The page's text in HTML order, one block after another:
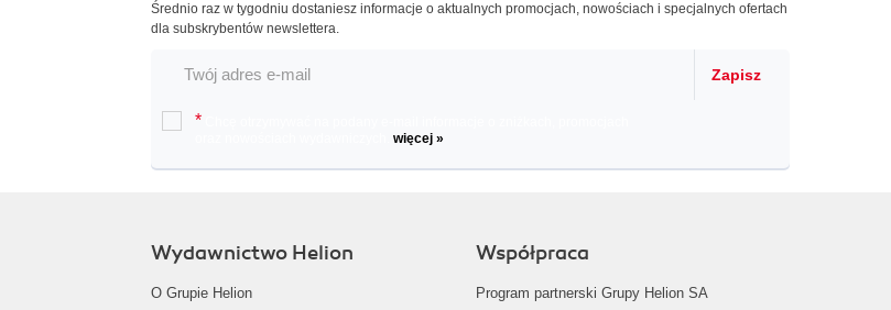
Średnio raz w tygodniu dostaniesz informacje o aktualnych promocjach, nowościach i specjalnych ofertach
dla subskrybentów newslettera.
Zapisz
*
więcej »
Wydawnictwo Helion
O Grupie Helion
Współpraca
Program partnerski Grupy Helion SA